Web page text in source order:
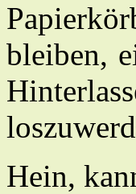
bleiben,
Hein,